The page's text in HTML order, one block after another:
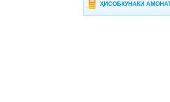
ҲИСОБКУНАКИ